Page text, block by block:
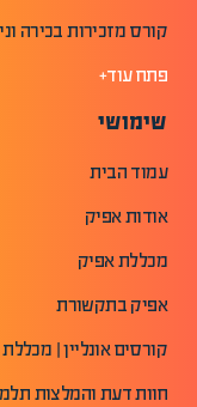
קורס מזכירות בכירה
פתח עוד+
שימושי
עמוד הבית
אודות אפיק
מכללת אפיק
אפיק בתקשורת
קורסים אונליין |
חוות דעת והמלצות